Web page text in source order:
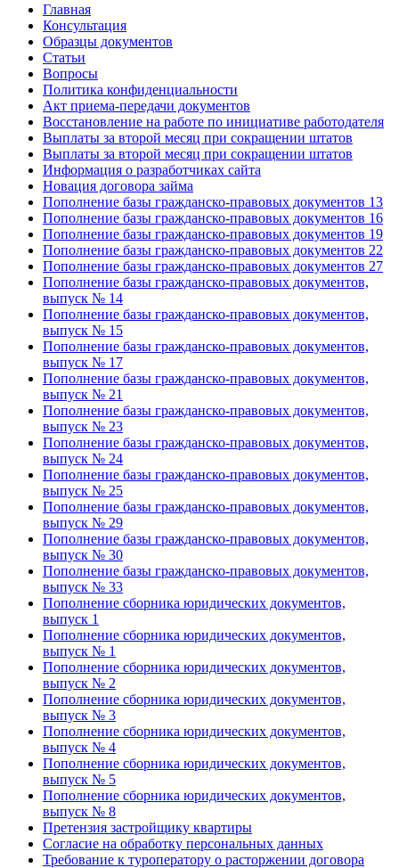
Главная
Консультация
Образцы документов
Статьи
Вопросы
Политика конфиденциальности
Акт приема-передачи документов
Восстановление на работе по инициативе работодателя
Выплаты за второй месяц при сокращении штатов
Выплаты за второй месяц при сокращении штатов
Информация о разработчиках сайта
Новация договора займа
Пополнение базы гражданско-правовых документов 13
Пополнение базы гражданско-правовых документов 16
Пополнение базы гражданско-правовых документов 19
Пополнение базы гражданско-правовых документов 22
Пополнение базы гражданско-правовых документов 27
Пополнение базы гражданско-правовых документов,
выпуск № 14
Пополнение базы гражданско-правовых документов,
выпуск № 15
Пополнение базы гражданско-правовых документов,
выпуск № 17
Пополнение базы гражданско-правовых документов,
выпуск № 21
Пополнение базы гражданско-правовых документов,
выпуск № 23
Пополнение базы гражданско-правовых документов,
выпуск № 24
Пополнение базы гражданско-правовых документов,
выпуск № 25
Пополнение базы гражданско-правовых документов,
выпуск № 29
Пополнение базы гражданско-правовых документов,
выпуск № 30
Пополнение базы гражданско-правовых документов,
выпуск № 33
Пополнение сборника юридических документов,
выпуск 1
Пополнение сборника юридических документов,
выпуск № 1
Пополнение сборника юридических документов,
выпуск № 2
Пополнение сборника юридических документов,
выпуск № 3
Пополнение сборника юридических документов,
выпуск № 4
Пополнение сборника юридических документов,
выпуск № 5
Пополнение сборника юридических документов,
выпуск № 8
Претензия застройщику квартиры
Согласие на обработку персональных данных
Требование к туроператору о расторжении договора